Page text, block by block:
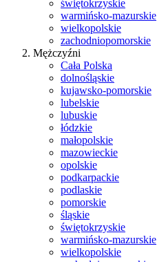
świętokrzyskie
warmińsko-mazurskie
wielkopolskie
zachodniopomorskie
Mężczyźni
Cała Polska
dolnośląskie
kujawsko-pomorskie
lubelskie
lubuskie
łódzkie
małopolskie
mazowieckie
opolskie
podkarpackie
podlaskie
pomorskie
śląskie
świętokrzyskie
warmińsko-mazurskie
wielkopolskie